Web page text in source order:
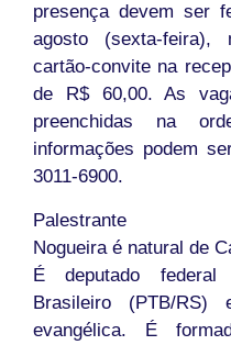
presença devem ser
agosto (sexta-feira),
cartão-convite na
de R$ 60,00. As
preenchidas na
informações podem
3011-6900.
Palestrante
Nogueira é natural de
É deputado federal
Brasileiro (PTB/RS)
evangélica. É